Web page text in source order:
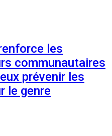
les
communautaires
prévenir les
le genre